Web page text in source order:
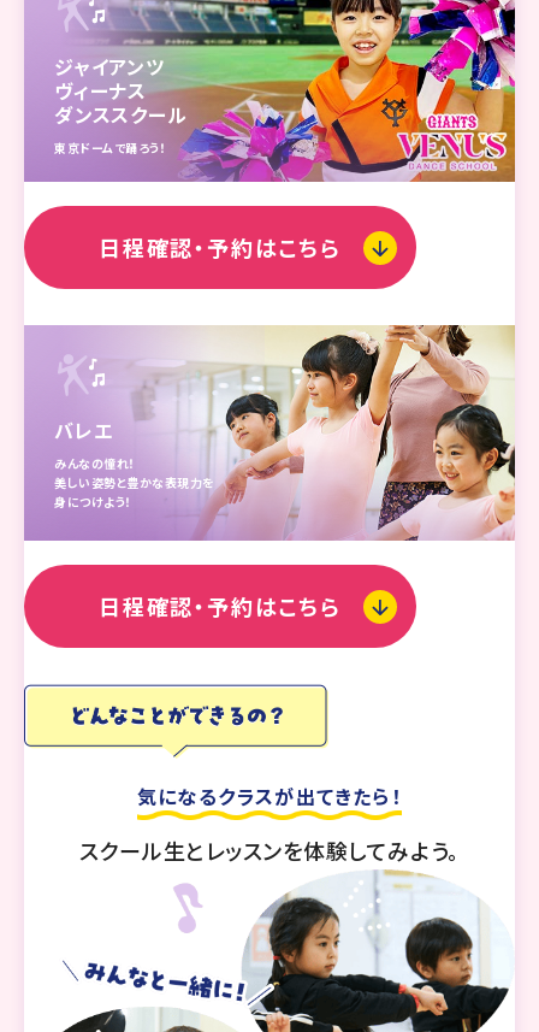
ジャイアンツ
ヴィーナス
ダンススクール
東京ドームで踊ろう！
日程確認・予約はこちら
バレエ
みんなの憧れ！
美しい姿勢と豊かな表現力を
身につけよう！
日程確認・予約はこちら
気になるクラスが出てきたら！
スクール生とレッスンを体験してみよう。